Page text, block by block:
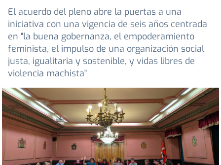
El acuerdo del pleno abre la puertas a una
iniciativa con una vigencia de seis años centrada
en "la buena gobernanza, el empoderamiento
feminista, el impulso de una organización social
justa, igualitaria y sostenible, y vidas libres de
violencia machista"